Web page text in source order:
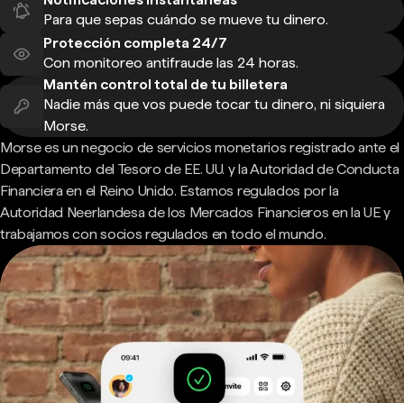
Para que sepas cuándo se mueve tu dinero.
Protección completa 24/7
Con monitoreo antifraude las 24 horas.
Mantén control total de tu billetera
Nadie más que vos puede tocar tu dinero, ni siquiera
Morse.
Morse es un negocio de servicios monetarios registrado ante el
Departamento del Tesoro de EE. UU. y la Autoridad de Conducta
Financiera en el Reino Unido. Estamos regulados por la
Autoridad Neerlandesa de los Mercados Financieros en la UE y
trabajamos con socios regulados en todo el mundo.